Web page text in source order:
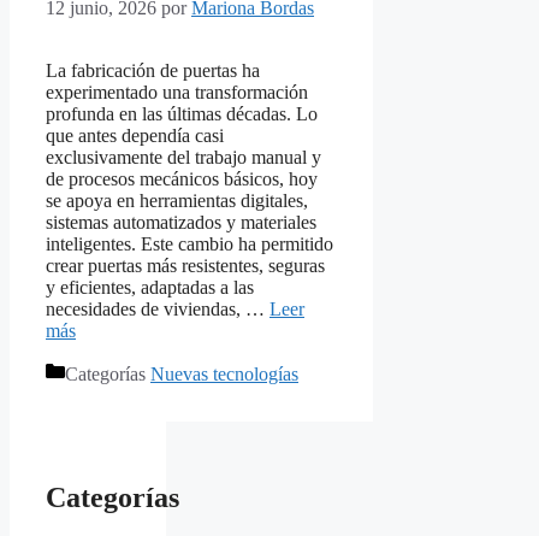
12 junio, 2026 porMariona Bordas
La fabricación de puertas ha
experimentado una transformación
profunda en las últimas décadas. Lo
que antes dependía casi
exclusivamente del trabajo manual y
de procesos mecánicos básicos, hoy
se apoya en herramientas digitales,
sistemas automatizados y materiales
inteligentes. Este cambio ha permitido
crear puertas más resistentes, seguras
y eficientes, adaptadas a las
necesidades de viviendas, … Leer
más
Categorías Nuevas tecnologías
Categorías